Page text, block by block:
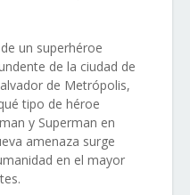
un superhéroe
de la ciudad de
de Metrópolis,
tipo de héroe
y Superman en
amenaza surge
en el mayor